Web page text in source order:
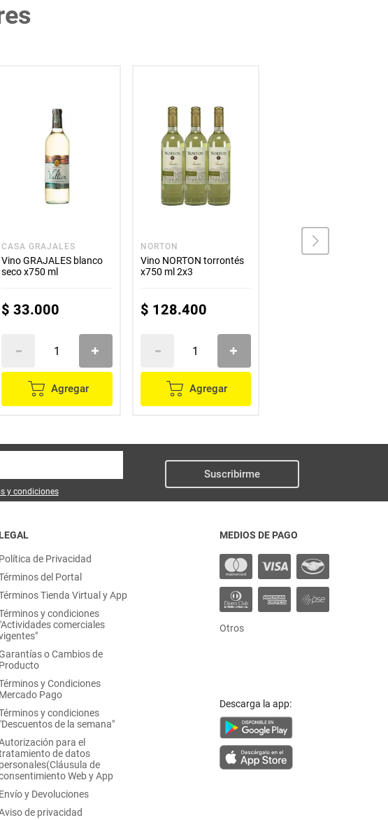
CASA GRAJALES
Vino GRAJALES blanco
seco x750 ml
$ 33.000
Agregar
NORTON
Vino NORTON torrontés
x750 ml 2x3
$ 128.400
Agregar
SANTA RITA
y condiciones
Suscribirme
LEGAL
Política de Privacidad
del Portal
Tienda Virtual y App
y condiciones
"Actividades comerciales
o Cambios de
Producto
y Condiciones
Mercado Pago
y condiciones
"Descuentos de la semana"
para el
de datos
personales(Cláusula de
Web y App
Envío y Devoluciones
de privacidad
MEDIOS DE PAGO
Otros
Descarga la app: